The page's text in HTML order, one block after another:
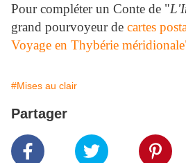
Pour compléter un Conte de "
grand pourvoyeur de cartes
Voyage en Thybérie
#Mises au clair
Partager